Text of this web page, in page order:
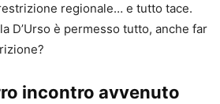
regionale… e tutto tace.
D’Urso è permesso tutto, anche far
incontro avvenuto